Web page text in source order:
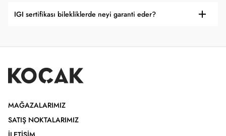
IGI sertifikası bilekliklerde neyi garanti eder?
MAĞAZALARIMIZ
SATIŞ NOKTALARIMIZ